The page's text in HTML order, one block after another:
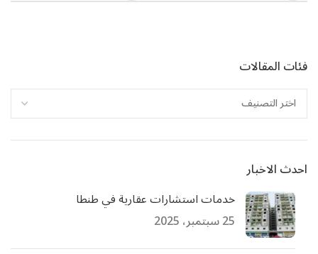
فئات المقالات
احدث الاخبار
خدمات استشارات عقارية في طنطا
25 سبتمبر، 2025